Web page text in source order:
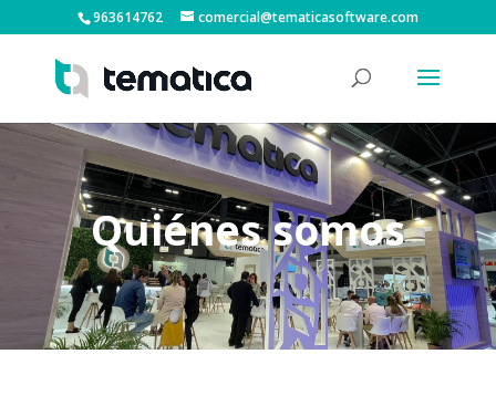
963614762 comercial@tematicasoftware.com
Quiénes somos